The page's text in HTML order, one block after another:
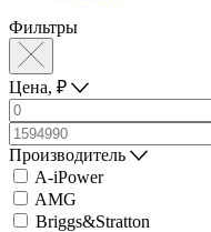
Фильтры
Цена, ₽
Производитель
A-iPower
AMG
Briggs&Stratton